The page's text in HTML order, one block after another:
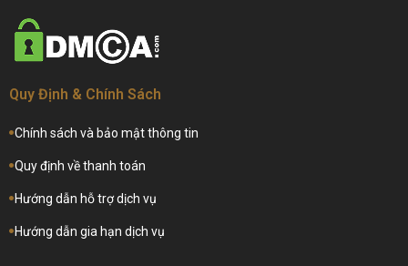
Quy Định & Chính Sách
Chính sách và bảo mật thông tin
Quy định về thanh toán
Hướng dẫn hỗ trợ dịch vụ
Hướng dẫn gia hạn dịch vụ